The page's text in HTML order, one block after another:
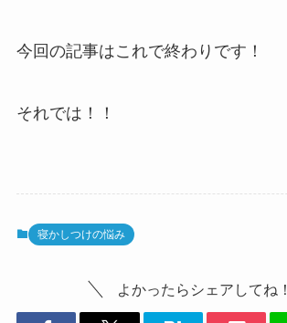
今回の記事はこれで終わりです！
それでは！！
寝かしつけの悩み
よかったらシェアしてね！